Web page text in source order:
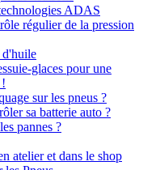
ADAS
régulier de la pression
d'huile
glaces pour une
sur les pneus ?
sa batterie auto ?
pannes ?
atelier et dans le shop